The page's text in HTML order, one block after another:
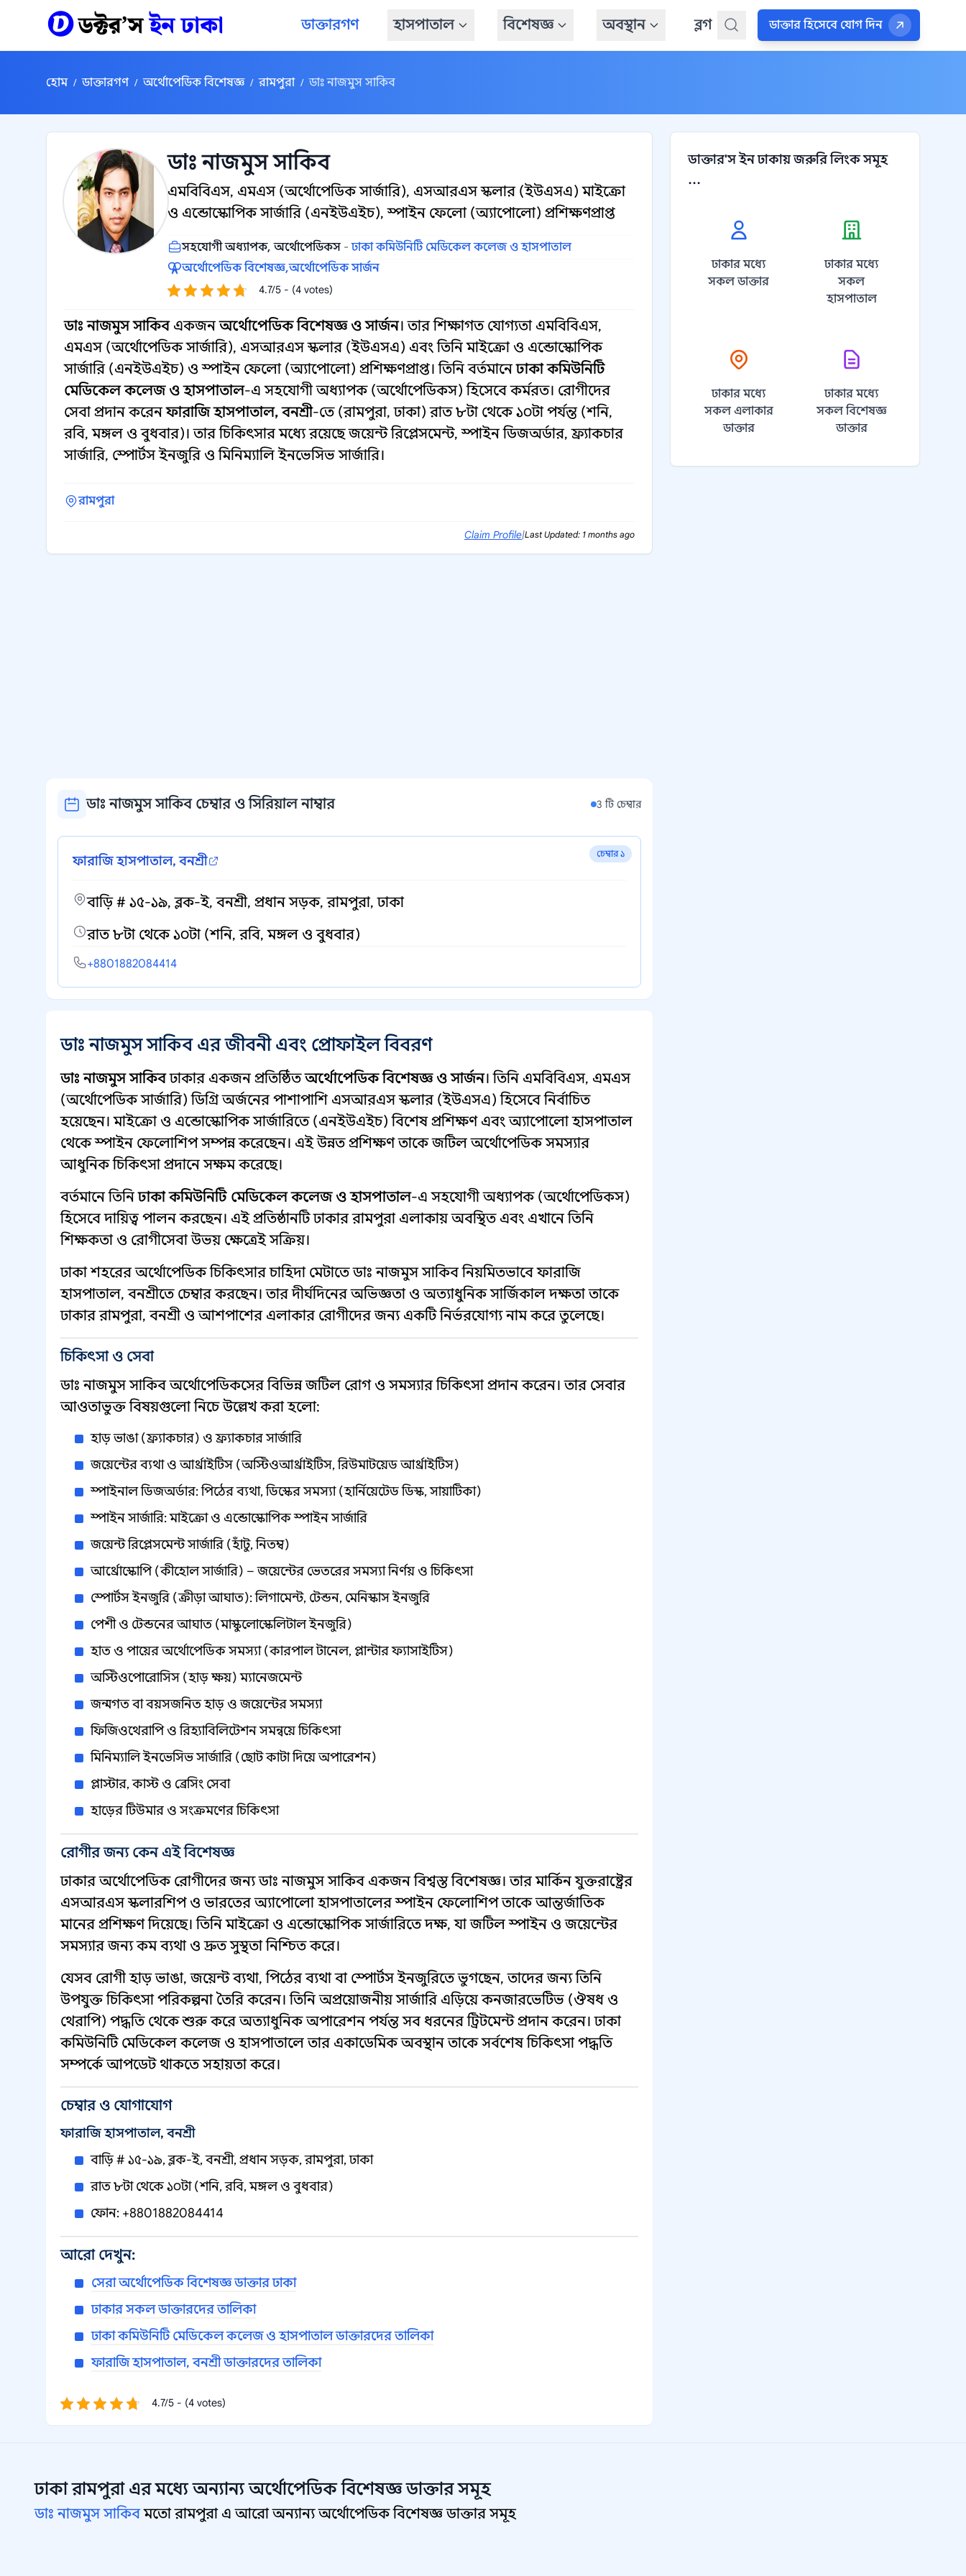
ডাক্তারগণ হাসপাতাল বিশেষজ্ঞ অবস্থান ব্লগ ডাক্তার হিসেবে যোগ দিন
হোম / ডাক্তারগণ / অর্থোপেডিক বিশেষজ্ঞ / রামপুরা / ডাঃ নাজমুস সাকিব
ডাঃ নাজমুস সাকিব
এমবিবিএস, এমএস (অর্থোপেডিক সার্জারি), এসআরএস স্কলার (ইউএসএ) মাইক্রো
ও এন্ডোস্কোপিক সার্জারি (এনইউএইচ), স্পাইন ফেলো (অ্যাপোলো) প্রশিক্ষণপ্রাপ্ত
সহযোগী অধ্যাপক, অর্থোপেডিকস -ঢাকা কমিউনিটি মেডিকেল কলেজ ও হাসপাতাল
অর্থোপেডিক বিশেষজ্ঞ,অর্থোপেডিক সার্জন
4.7/5 - (4 votes)
ডাঃ নাজমুস সাকিবএকজনঅর্থোপেডিক বিশেষজ্ঞ ও সার্জন। তার শিক্ষাগত যোগ্যতা এমবিবিএস,
এমএস (অর্থোপেডিক সার্জারি), এসআরএস স্কলার (ইউএসএ) এবং তিনি মাইক্রো ও এন্ডোস্কোপিক
সার্জারি (এনইউএইচ) ও স্পাইন ফেলো (অ্যাপোলো) প্রশিক্ষণপ্রাপ্ত। তিনি বর্তমানেঢাকা কমিউনিটি
মেডিকেল কলেজ ও হাসপাতাল-এ সহযোগী অধ্যাপক (অর্থোপেডিকস) হিসেবে কর্মরত। রোগীদের
সেবা প্রদান করেনফারাজি হাসপাতাল, বনশ্রী-তে (রামপুরা, ঢাকা) রাত ৮টা থেকে ১০টা পর্যন্ত (শনি,
রবি, মঙ্গল ও বুধবার)। তার চিকিৎসার মধ্যে রয়েছে জয়েন্ট রিপ্লেসমেন্ট, স্পাইন ডিজঅর্ডার, ফ্র্যাকচার
সার্জারি, স্পোর্টস ইনজুরি ও মিনিম্যালি ইনভেসিভ সার্জারি।
রামপুরা
Claim Profile|Last Updated: 1 months ago
ডাঃ নাজমুস সাকিব চেম্বার ও সিরিয়াল নাম্বার 3 টি চেম্বার
চেম্বার ১
ফারাজি হাসপাতাল, বনশ্রী
বাড়ি # ১৫-১৯, ব্লক-ই, বনশ্রী, প্রধান সড়ক, রামপুরা, ঢাকা
রাত ৮টা থেকে ১০টা (শনি, রবি, মঙ্গল ও বুধবার)
+8801882084414
ডাঃ নাজমুস সাকিব এর জীবনী এবং প্রোফাইল বিবরণ
ডাঃ নাজমুস সাকিবঢাকার একজন প্রতিষ্ঠিতঅর্থোপেডিক বিশেষজ্ঞ ও সার্জন। তিনি এমবিবিএস, এমএস
(অর্থোপেডিক সার্জারি) ডিগ্রি অর্জনের পাশাপাশি এসআরএস স্কলার (ইউএসএ) হিসেবে নির্বাচিত
হয়েছেন। মাইক্রো ও এন্ডোস্কোপিক সার্জারিতে (এনইউএইচ) বিশেষ প্রশিক্ষণ এবং অ্যাপোলো হাসপাতাল
থেকে স্পাইন ফেলোশিপ সম্পন্ন করেছেন। এই উন্নত প্রশিক্ষণ তাকে জটিল অর্থোপেডিক সমস্যার
আধুনিক চিকিৎসা প্রদানে সক্ষম করেছে।
বর্তমানে তিনিঢাকা কমিউনিটি মেডিকেল কলেজ ও হাসপাতাল-এ সহযোগী অধ্যাপক (অর্থোপেডিকস)
হিসেবে দায়িত্ব পালন করছেন। এই প্রতিষ্ঠানটি ঢাকার রামপুরা এলাকায় অবস্থিত এবং এখানে তিনি
শিক্ষকতা ও রোগীসেবা উভয় ক্ষেত্রেই সক্রিয়।
ঢাকা শহরের অর্থোপেডিক চিকিৎসার চাহিদা মেটাতে ডাঃ নাজমুস সাকিব নিয়মিতভাবে ফারাজি
হাসপাতাল, বনশ্রীতে চেম্বার করছেন। তার দীর্ঘদিনের অভিজ্ঞতা ও অত্যাধুনিক সার্জিকাল দক্ষতা তাকে
ঢাকার রামপুরা, বনশ্রী ও আশপাশের এলাকার রোগীদের জন্য একটি নির্ভরযোগ্য নাম করে তুলেছে।
চিকিৎসা ও সেবা
ডাঃ নাজমুস সাকিব অর্থোপেডিকসের বিভিন্ন জটিল রোগ ও সমস্যার চিকিৎসা প্রদান করেন। তার সেবার
আওতাভুক্ত বিষয়গুলো নিচে উল্লেখ করা হলো:
হাড় ভাঙা (ফ্র্যাকচার) ও ফ্র্যাকচার সার্জারি
জয়েন্টের ব্যথা ও আর্থ্রাইটিস (অস্টিওআর্থ্রাইটিস, রিউমাটয়েড আর্থ্রাইটিস)
স্পাইনাল ডিজঅর্ডার: পিঠের ব্যথা, ডিস্কের সমস্যা (হার্নিয়েটেড ডিস্ক, সায়াটিকা)
স্পাইন সার্জারি: মাইক্রো ও এন্ডোস্কোপিক স্পাইন সার্জারি
জয়েন্ট রিপ্লেসমেন্ট সার্জারি (হাঁটু, নিতম্ব)
আর্থ্রোস্কোপি (কীহোল সার্জারি) – জয়েন্টের ভেতরের সমস্যা নির্ণয় ও চিকিৎসা
স্পোর্টস ইনজুরি (ক্রীড়া আঘাত): লিগামেন্ট, টেন্ডন, মেনিস্কাস ইনজুরি
পেশী ও টেন্ডনের আঘাত (মাস্কুলোস্কেলিটাল ইনজুরি)
হাত ও পায়ের অর্থোপেডিক সমস্যা (কারপাল টানেল, প্লান্টার ফ্যাসাইটিস)
অস্টিওপোরোসিস (হাড় ক্ষয়) ম্যানেজমেন্ট
জন্মগত বা বয়সজনিত হাড় ও জয়েন্টের সমস্যা
ফিজিওথেরাপি ও রিহ্যাবিলিটেশন সমন্বয়ে চিকিৎসা
মিনিম্যালি ইনভেসিভ সার্জারি (ছোট কাটা দিয়ে অপারেশন)
প্লাস্টার, কাস্ট ও ব্রেসিং সেবা
হাড়ের টিউমার ও সংক্রমণের চিকিৎসা
রোগীর জন্য কেন এই বিশেষজ্ঞ
ঢাকার অর্থোপেডিক রোগীদের জন্য ডাঃ নাজমুস সাকিব একজন বিশ্বস্ত বিশেষজ্ঞ। তার মার্কিন যুক্তরাষ্ট্রের
এসআরএস স্কলারশিপ ও ভারতের অ্যাপোলো হাসপাতালের স্পাইন ফেলোশিপ তাকে আন্তর্জাতিক
মানের প্রশিক্ষণ দিয়েছে। তিনি মাইক্রো ও এন্ডোস্কোপিক সার্জারিতে দক্ষ, যা জটিল স্পাইন ও জয়েন্টের
সমস্যার জন্য কম ব্যথা ও দ্রুত সুস্থতা নিশ্চিত করে।
যেসব রোগী হাড় ভাঙা, জয়েন্ট ব্যথা, পিঠের ব্যথা বা স্পোর্টস ইনজুরিতে ভুগছেন, তাদের জন্য তিনি
উপযুক্ত চিকিৎসা পরিকল্পনা তৈরি করেন। তিনি অপ্রয়োজনীয় সার্জারি এড়িয়ে কনজারভেটিভ (ঔষধ ও
থেরাপি) পদ্ধতি থেকে শুরু করে অত্যাধুনিক অপারেশন পর্যন্ত সব ধরনের ট্রিটমেন্ট প্রদান করেন। ঢাকা
কমিউনিটি মেডিকেল কলেজ ও হাসপাতালে তার একাডেমিক অবস্থান তাকে সর্বশেষ চিকিৎসা পদ্ধতি
সম্পর্কে আপডেট থাকতে সহায়তা করে।
চেম্বার ও যোগাযোগ
ফারাজি হাসপাতাল, বনশ্রী
বাড়ি # ১৫-১৯, ব্লক-ই, বনশ্রী, প্রধান সড়ক, রামপুরা, ঢাকা
রাত ৮টা থেকে ১০টা (শনি, রবি, মঙ্গল ও বুধবার)
ফোন: +8801882084414
আরো দেখুন:
সেরা অর্থোপেডিক বিশেষজ্ঞ ডাক্তার ঢাকা
ঢাকার সকল ডাক্তারদের তালিকা
ঢাকা কমিউনিটি মেডিকেল কলেজ ও হাসপাতাল ডাক্তারদের তালিকা
ফারাজি হাসপাতাল, বনশ্রী ডাক্তারদের তালিকা
4.7/5 - (4 votes)
ডাক্তার'স ইন ঢাকায় জরুরি লিংক সমূহ
...
ঢাকার মধ্যে
সকল ডাক্তার
ঢাকার মধ্যে
সকল
হাসপাতাল
ঢাকার মধ্যে
সকল এলাকার
ডাক্তার
ঢাকার মধ্যে
সকল বিশেষজ্ঞ
ডাক্তার
ঢাকা রামপুরা এর মধ্যে অন্যান্যঅর্থোপেডিক বিশেষজ্ঞ ডাক্তার সমূহ
ডাঃ নাজমুস সাকিবমতো রামপুরা এ আরো অন্যান্য অর্থোপেডিক বিশেষজ্ঞ ডাক্তার সমূহ